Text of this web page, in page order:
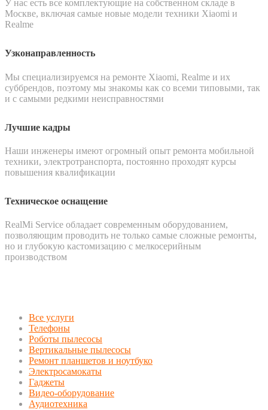
У нас есть все комплектующие на собственном складе в
Москве, включая самые новые модели техники Xiaomi и
Realme
Узконаправленность
Мы специализируемся на ремонте Xiaomi, Realme и их
суббрендов, поэтому мы знакомы как со всеми типовыми, так
и с самыми редкими неисправностями
Лучшие кадры
Наши инженеры имеют огромный опыт ремонта мобильной
техники, электротранспорта, постоянно проходят курсы
повышения квалификации
Техническое оснащение
RealMi Service обладает современным оборудованием,
позволяющим проводить не только самые сложные ремонты,
но и глубокую кастомизацию с мелкосерийным
производством
Все услуги
Телефоны
Роботы пылесосы
Вертикальные пылесосы
Ремонт планшетов и ноутбуко
Электросамокаты
Гаджеты
Видео-оборудование
Аудиотехника